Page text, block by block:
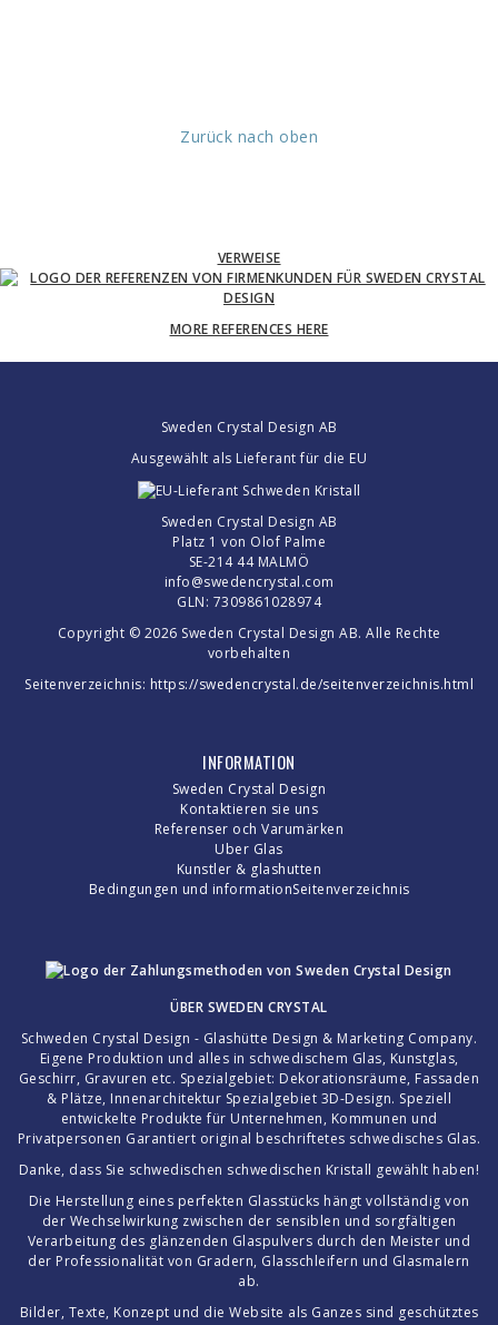
Zurück nach oben
VERWEISE
MORE REFERENCES HERE
Sweden Crystal Design AB
Ausgewählt als Lieferant für die EU
Sweden Crystal Design AB
Platz 1 von Olof Palme
SE-214 44 MALMÖ
info@swedencrystal.com
GLN: 7309861028974
Copyright © 2026 Sweden Crystal Design AB. Alle Rechte
vorbehalten
Seitenverzeichnis: https://swedencrystal.de/seitenverzeichnis.html
INFORMATION
Sweden Crystal Design
Kontaktieren sie uns
Referenser och Varumärken
Uber Glas
Kunstler & glashutten
Bedingungen und informationSeitenverzeichnis
ÜBER SWEDEN CRYSTAL
Schweden Crystal Design - Glashütte Design & Marketing Company.
Eigene Produktion und alles in schwedischem Glas, Kunstglas,
Geschirr, Gravuren etc. Spezialgebiet: Dekorationsräume, Fassaden
& Plätze, Innenarchitektur Spezialgebiet 3D-Design. Speziell
entwickelte Produkte für Unternehmen, Kommunen und
Privatpersonen Garantiert original beschriftetes schwedisches Glas.
Danke, dass Sie schwedischen schwedischen Kristall gewählt haben!
Die Herstellung eines perfekten Glasstücks hängt vollständig von
der Wechselwirkung zwischen der sensiblen und sorgfältigen
Verarbeitung des glänzenden Glaspulvers durch den Meister und
der Professionalität von Gradern, Glasschleifern und Glasmalern
ab.
Bilder, Texte, Konzept und die Website als Ganzes sind geschütztes